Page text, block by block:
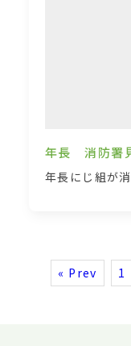
年長 消防署
年長にじ組が
« Prev 1